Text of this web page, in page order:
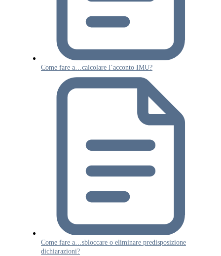
Come fare a…calcolare l’acconto IMU?
Come fare a…sbloccare o eliminare predisposizione
dichiarazioni?